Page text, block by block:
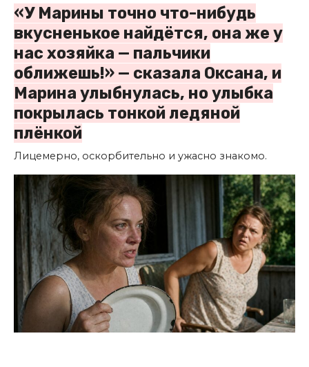
«У Марины точно что-нибудь
вкусненькое найдётся, она же у
нас хозяйка — пальчики
оближешь!» — сказала Оксана, и
Марина улыбнулась, но улыбка
покрылась тонкой ледяной
плёнкой
Лицемерно, оскорбительно и ужасно знакомо.